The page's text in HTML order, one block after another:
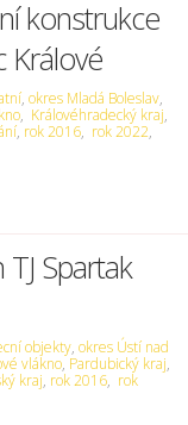
konstrukce
Králové
,okres Mladá Boleslav,
, Královéhradecký kraj,
, rok 2016, rok 2022,
Spartak
objekty,okres Ústí nad
vlákno, Pardubický kraj,
kraj, rok 2016, rok